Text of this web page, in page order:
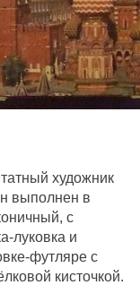
художник
выполнен в
с
луковка и
футляре с
кисточкой.